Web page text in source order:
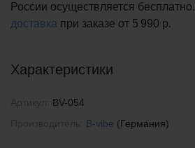
России осуществляется бесплатно.
доставка при заказе от 5 990 р.
Характеристики
BV-054
B-vibe (Германия)